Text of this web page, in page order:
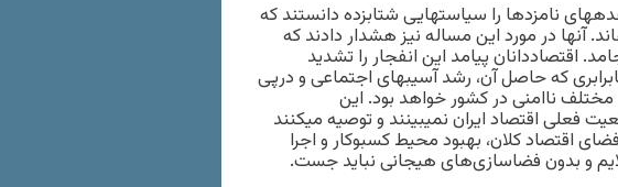
برخی وعده‏های نامزدها را سیاست‏هایی شتابزده دانستند که
آنها در مورد این مساله نیز هشدار دادند که
اقتصاددانان پیامد این انفجار را تشدید
که حاصل آن، رشد آسیب‏های اجتماعی و درپی
ناامنی در کشور خواهد بود. این
فعلی اقتصاد ایران نمی‏بینند و توصیه می‏کنند
اقتصاد کلان، بهبود محیط کسب‏وکار و اجرا
و بدون فضاسازی‌های هیجانی نباید جست.